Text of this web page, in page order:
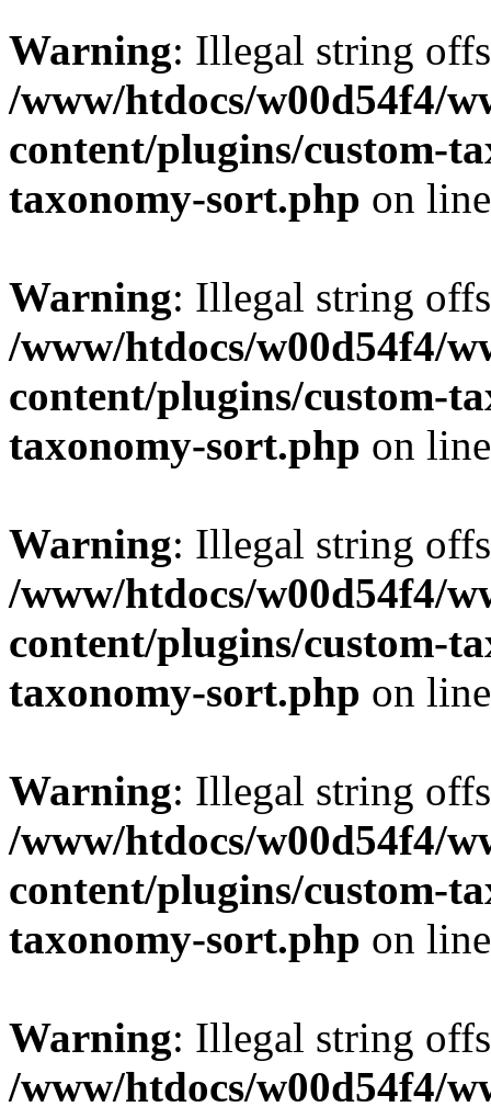
Warning: Illegal string
/www/htdocs/w00d54f4/
content/plugins/custom-
taxonomy-sort.php on
Warning: Illegal string
/www/htdocs/w00d54f4/
content/plugins/custom-
taxonomy-sort.php on
Warning: Illegal string
/www/htdocs/w00d54f4/
content/plugins/custom-
taxonomy-sort.php on
Warning: Illegal string
/www/htdocs/w00d54f4/
content/plugins/custom-
taxonomy-sort.php on
Warning: Illegal string
/www/htdocs/w00d54f4/